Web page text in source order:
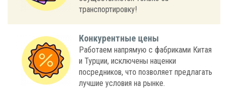
транспортировку!
Конкурентные цены
Работаем напрямую с фабриками Китая
и Турции, исключены наценки
посредников, что позволяет предлагать
лучшие условия на рынке.